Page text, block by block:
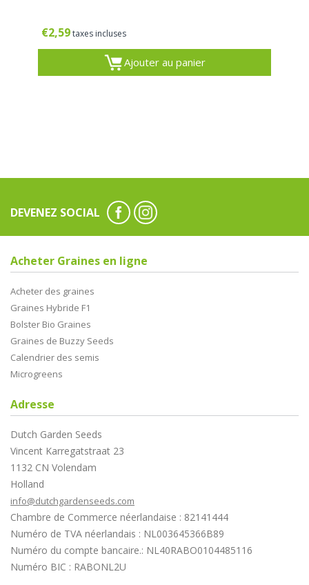
€2,59taxes incluses
Ajouter au panier
DEVENEZ SOCIAL
Acheter Graines en ligne
Acheter des graines
Graines Hybride F1
Bolster Bio Graines
Graines de Buzzy Seeds
Calendrier des semis
Microgreens
Adresse
Dutch Garden Seeds
Vincent Karregatstraat 23
1132 CN Volendam
Holland
info@dutchgardenseeds.com
Chambre de Commerce néerlandaise : 82141444
Numéro de TVA néerlandais : NL003645366B89
Numéro du compte bancaire.: NL40RABO0104485116
Numéro BIC : RABONL2U